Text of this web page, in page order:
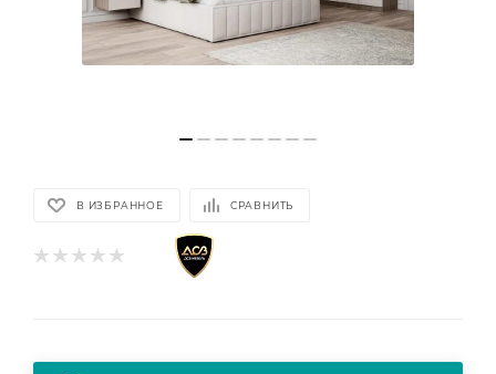
В ИЗБРАННОЕ СРАВНИТЬ